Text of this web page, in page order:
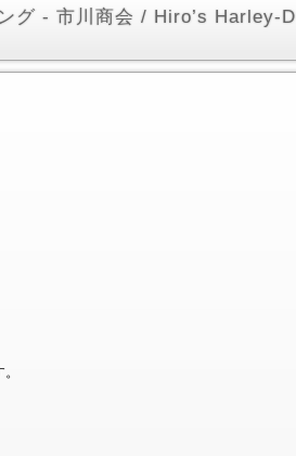
グ - 市川商会 / Hiro’s Harley-D